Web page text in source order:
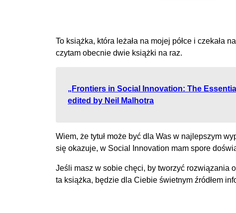
To książka, która leżała na mojej półce i czekała
czytam obecnie dwie książki na raz.
„Frontiers in Social Innovation: The
edited by Neil Malhotra
Wiem, że tytuł może być dla Was w najlepszym
się okazuje, w Social Innovation mam spore
Jeśli masz w sobie chęci, by tworzyć rozwiązania
ta książka, będzie dla Ciebie świetnym źródłem